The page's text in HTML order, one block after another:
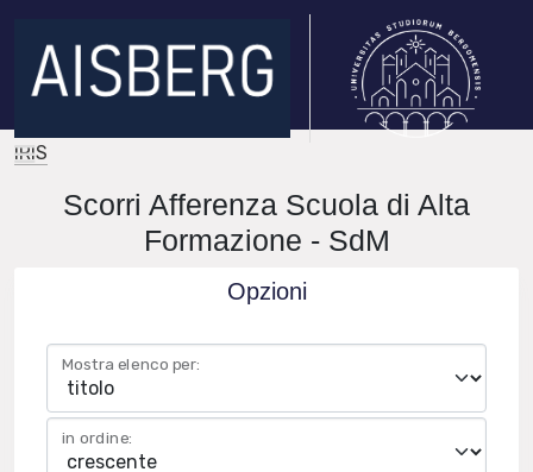
IRIS
Scorri Afferenza Scuola di Alta
Formazione - SdM
Opzioni
Mostra elenco per:
in ordine: